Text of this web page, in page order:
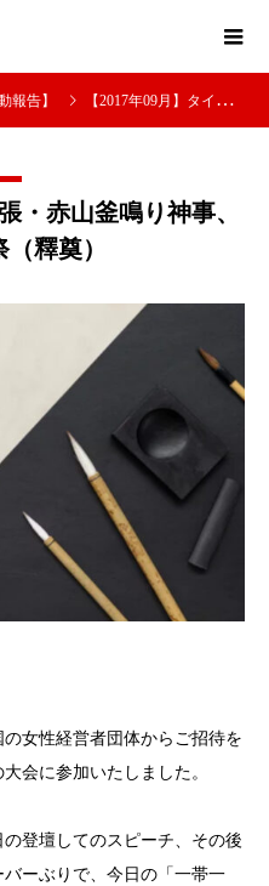
報告】 【2017年09月】タイ出張・赤山釜鳴り神事、台北孔子祭（釋奠）
・赤山釜鳴り神事、
釋奠）
女性経営者団体からご招待を
会に参加いたしました。
登壇してのスピーチ、その後
ーぶりで、今日の「一帯一